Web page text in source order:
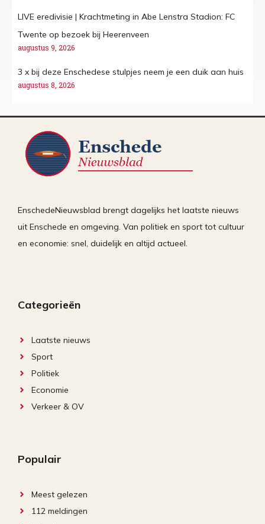
LIVE eredivisie | Krachtmeting in Abe Lenstra Stadion: FC
Twente op bezoek bij Heerenveen
augustus 9, 2026
3 x bij deze Enschedese stulpjes neem je een duik aan huis
augustus 8, 2026
EnschedeNieuwsblad brengt dagelijks het laatste nieuws
uit Enschede en omgeving. Van politiek en sport tot cultuur
en economie: snel, duidelijk en altijd actueel.
Categorieën
Laatste nieuws
Sport
Politiek
Economie
Verkeer & OV
Populair
Meest gelezen
112 meldingen